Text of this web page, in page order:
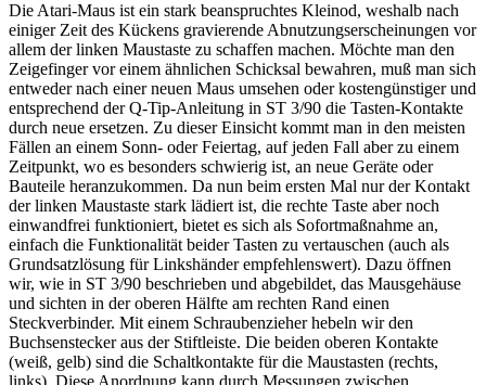
Die Atari-Maus ist ein stark beanspruchtes Kleinod, weshalb nach
einiger Zeit des Kückens gravierende Abnutzungserscheinungen vor
allem der linken Maustaste zu schaffen machen. Möchte man den
Zeigefinger vor einem ähnlichen Schicksal bewahren, muß man sich
entweder nach einer neuen Maus umsehen oder kostengünstiger und
entsprechend der Q-Tip-Anleitung in ST 3/90 die Tasten-Kontakte
durch neue ersetzen. Zu dieser Einsicht kommt man in den meisten
Fällen an einem Sonn- oder Feiertag, auf jeden Fall aber zu einem
Zeitpunkt, wo es besonders schwierig ist, an neue Geräte oder
Bauteile heranzukommen. Da nun beim ersten Mal nur der Kontakt
der linken Maustaste stark lädiert ist, die rechte Taste aber noch
einwandfrei funktioniert, bietet es sich als Sofortmaßnahme an,
einfach die Funktionalität beider Tasten zu vertauschen (auch als
Grundsatzlösung für Linkshänder empfehlenswert). Dazu öffnen
wir, wie in ST 3/90 beschrieben und abgebildet, das Mausgehäuse
und sichten in der oberen Hälfte am rechten Rand einen
Steckverbinder. Mit einem Schraubenzieher hebeln wir den
Buchsenstecker aus der Stiftleiste. Die beiden oberen Kontakte
(weiß, gelb) sind die Schaltkontakte für die Maustasten (rechts,